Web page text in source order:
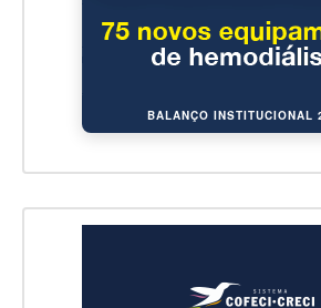
BALANÇO INSTITUCIONAL